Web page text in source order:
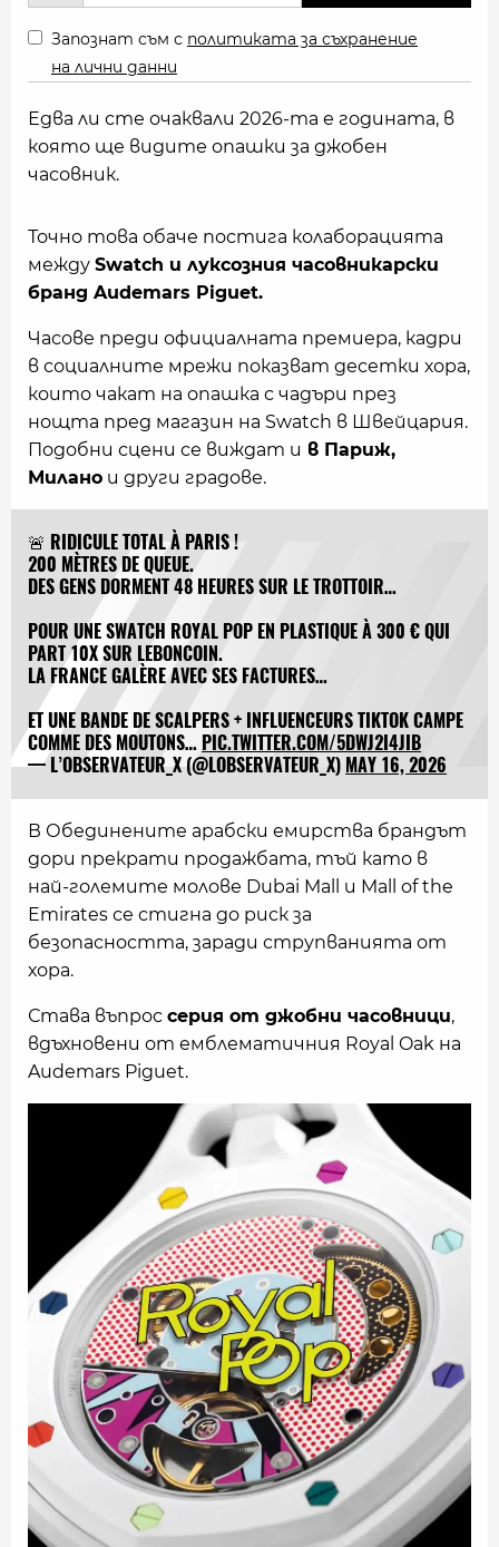
Запознат съм с политиката за съхранение
на лични данни
Едва ли сте очаквали 2026-та е годината, в
която ще видите опашки за джобен
часовник.
Точно това обаче постига колаборацията
между Swatch и луксозния часовникарски
бранд Audemars Piguet.
Часове преди официалната премиера, кадри
в социалните мрежи показват десетки хора,
които чакат на опашка с чадъри през
нощта пред магазин на Swatch в Швейцария.
Подобни сцени се виждат и в Париж,
Милано и други градове.
🚨 RIDICULE TOTAL À PARIS !
200 MÈTRES DE QUEUE.
DES GENS DORMENT 48 HEURES SUR LE TROTTOIR…
POUR UNE SWATCH ROYAL POP EN PLASTIQUE À 300 € QUI
PART 10X SUR LEBONCOIN.
LA FRANCE GALÈRE AVEC SES FACTURES…
ET UNE BANDE DE SCALPERS + INFLUENCEURS TIKTOK CAMPE
COMME DES MOUTONS… PIC.TWITTER.COM/5DWJ2I4JIB
— L’OBSERVATEUR_X (@LOBSERVATEUR_X) MAY 16, 2026
В Обединените арабски емирства брандът
дори прекрати продажбата, тъй като в
най-големите молове Dubai Mall и Mall of the
Emirates се стигна до риск за
безопасността, заради струпванията от
хора.
Става въпрос серия от джобни часовници,
вдъхновени от емблематичния Royal Oak на
Audemars Piguet.